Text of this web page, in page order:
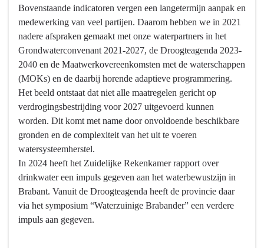
Bovenstaande indicatoren vergen een langetermijn aanpak en
medewerking van veel partijen. Daarom hebben we in 2021
nadere afspraken gemaakt met onze waterpartners in het
Grondwaterconvenant 2021-2027, de Droogteagenda 2023-
2040 en de Maatwerkovereenkomsten met de waterschappen
(MOKs) en de daarbij horende adaptieve programmering.
Het beeld ontstaat dat niet alle maatregelen gericht op
verdrogingsbestrijding voor 2027 uitgevoerd kunnen
worden. Dit komt met name door onvoldoende beschikbare
gronden en de complexiteit van het uit te voeren
watersysteemherstel.
In 2024 heeft het Zuidelijke Rekenkamer rapport over
drinkwater een impuls gegeven aan het waterbewustzijn in
Brabant. Vanuit de Droogteagenda heeft de provincie daar
via het symposium “Waterzuinige Brabander” een verdere
impuls aan gegeven.